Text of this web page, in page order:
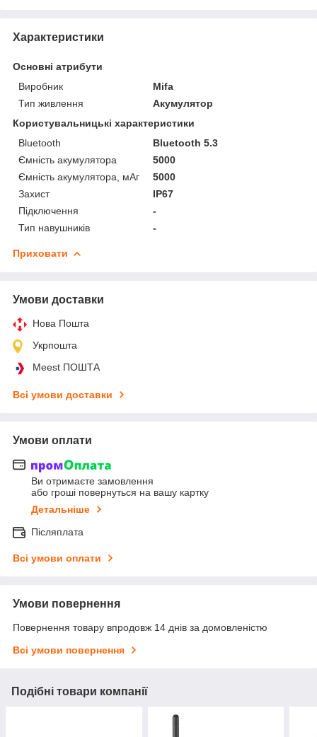
Характеристики
Основні атрибути
Виробник
Mifa
Тип живлення
Акумулятор
Користувальницькі характеристики
Bluetooth
Bluetooth 5.3
Ємність акумулятора
5000
Ємність акумулятора, мАг
5000
Захист
IP67
Підключення
-
Тип навушників
-
Приховати
Умови доставки
Нова Пошта
Укрпошта
Meest ПОШТА
Всі умови доставки
Умови оплати
Ви отримаєте замовлення
або гроші повернуться на вашу картку
Детальніше
Післяплата
Всі умови оплати
Умови повернення
Повернення товару впродовж 14 днів за домовленістю
Всі умови повернення
Подібні товари компанії